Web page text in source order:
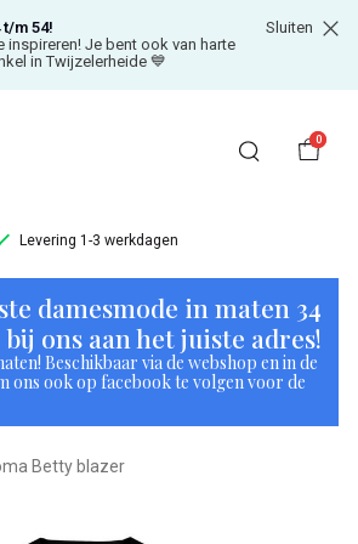
t/m 54!
inspireren! Je bent ook van harte
in Twijzelerheide 💙
Sluiten
0
Levering 1-3 werkdagen
damesmode in maten 34
ons aan het juiste adres!
Beschikbaar via de webshop en in de
ons ook op facebook te volgen voor de
Betty blazer